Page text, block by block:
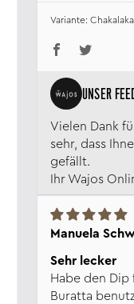
Vielen Dank
sehr, dass
gefällt.
Ihr Wajos
Manuela
Sehr lecker
Habe den
Buratta